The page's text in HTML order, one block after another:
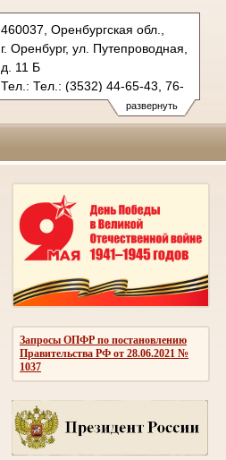
развернуть
460037, Оренбургская обл.,
г. Оренбург, ул. Путепроводная,
д. 11 Б
Тел.: Тел.: (3532) 44-65-43, 76-
13-98
orenburgsky.orb@sudrf.ru
Запросы ОПФР по постановлению
Правительства РФ от 28.06.2021 №
1037